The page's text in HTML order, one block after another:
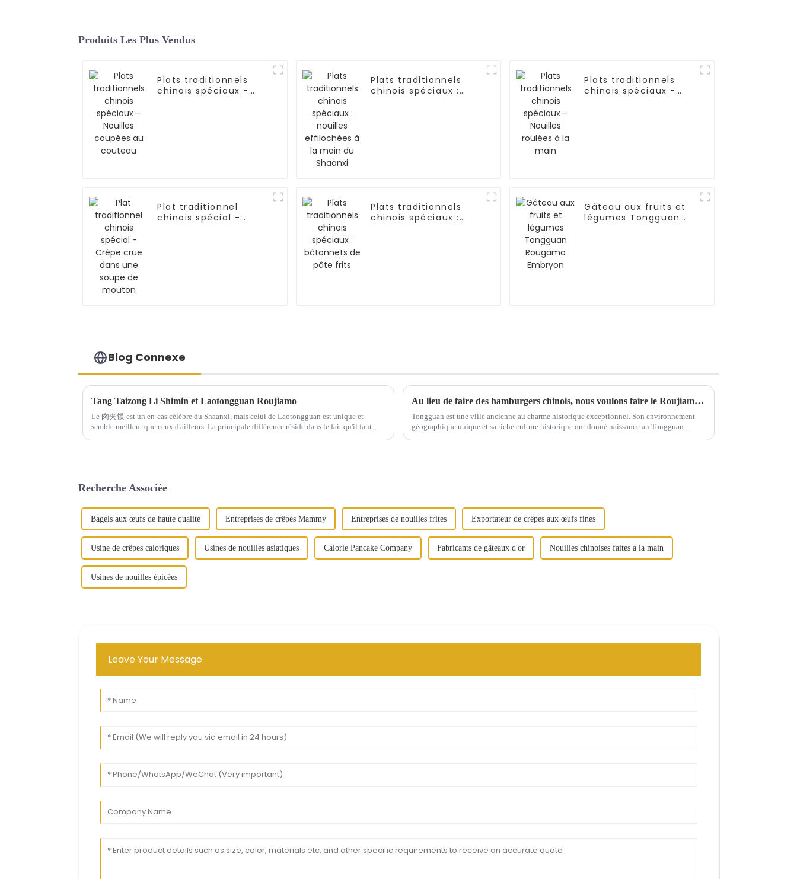
Produits Les Plus Vendus
Plats traditionnels
chinois spéciaux -
Plats traditionnels
chinois spéciaux :
Plats traditionnels
chinois spéciaux -
Plat traditionnel
chinois spécial -
Plats traditionnels
chinois spéciaux :
Gâteau aux fruits et
légumes Tongguan
Blog Connexe
Tang Taizong Li Shimin et Laotongguan Roujiamo
Le 肉夹馍 est un en-cas célèbre du Shaanxi, mais celui de Laotongguan est unique et
semble meilleur que ceux d'ailleurs. La principale différence réside dans le fait qu'il faut
Au lieu de faire des hamburgers chinois, nous voulons faire le Roujiamo du monde - une brève discussion sur les gènes culturels contenus dans le Roujiamo de Tongguan
Tongguan est une ville ancienne au charme historique exceptionnel. Son environnement
géographique unique et sa riche culture historique ont donné naissance au Tongguan
Recherche Associée
Bagels aux œufs de haute qualité Entreprises de crêpes Mammy Entreprises de nouilles frites Exportateur de crêpes aux œufs fines
Usine de crêpes caloriques Usines de nouilles asiatiques Calorie Pancake Company Fabricants de gâteaux d'or Nouilles chinoises faites à la main
Usines de nouilles épicées
Leave Your Message